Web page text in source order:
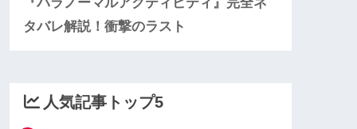
タバレ解説！衝撃のラスト
人気記事トップ5